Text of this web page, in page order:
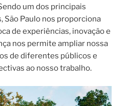
um dos principais
São Paulo nos proporciona
de experiências, inovação e
nos permite ampliar nossa
de diferentes públicos e
ao nosso trabalho.